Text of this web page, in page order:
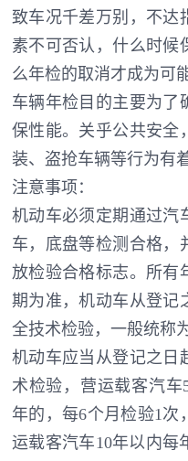
致车况千差万别，不达
素不可否认，什么时候
么年检的取消才成为可能
车辆年检目的主要为了
保性能。关乎公共安全
装、盗抢车辆等行为有
注意事项：
机动车必须定期通过汽
车，底盘等检测合格，
放检验合格标志。所有
期为准，机动车从登记
全技术检验，一般统称
机动车应当从登记之日
术检验，营运载客汽
年的，每6个月检验1次
运载客汽车10年以内每